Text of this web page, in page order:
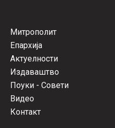
Митрополит
Епархија
Актуелности
Издаваштво
Поуки - Совети
Видео
Контакт